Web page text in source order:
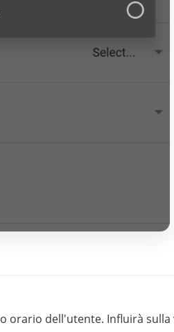
dell'utente. Influirà sulla